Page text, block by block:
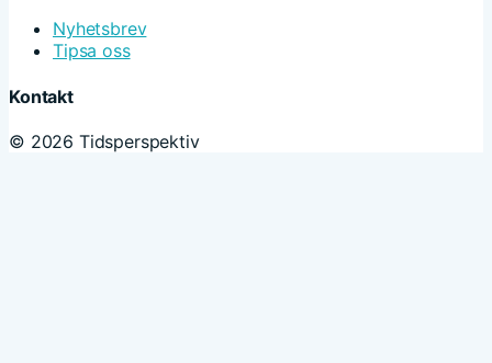
Nyhetsbrev
Tipsa oss
Kontakt
© 2026 Tidsperspektiv